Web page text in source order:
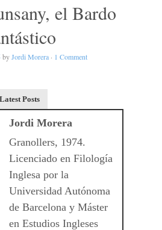
el Bardo
byJordi Morera · 1 Comment
Latest Posts
Jordi Morera
Granollers, 1974.
Licenciado en Filología
Inglesa por la
Universidad Autónoma
de Barcelona y Máster
en Estudios Ingleses